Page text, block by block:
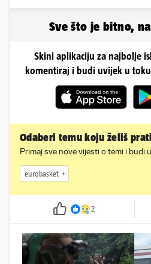
Sve što je bitno,
Skini aplikaciju za najbolje
komentiraj i budi uvijek u
Odaberi temu koju želiš
Primaj sve nove vijesti o temi i budi
eurobasket
2